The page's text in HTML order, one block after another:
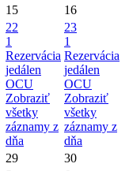
15 16
22
1
Rezervácia
jedálen
OCU
Zobraziť
všetky
záznamy z
dňa
23
1
Rezervácia
jedálen
OCU
Zobraziť
všetky
záznamy z
dňa
29
30